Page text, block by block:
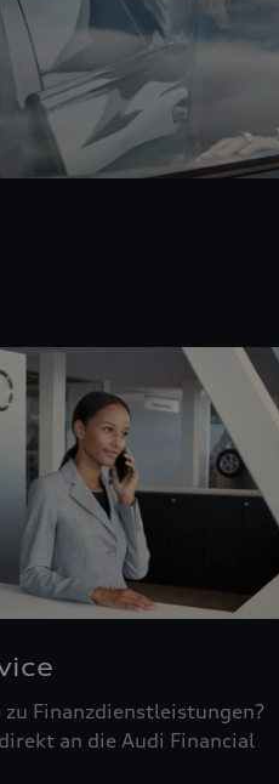
zu Finanzdienstleistungen?
an die Audi Financial